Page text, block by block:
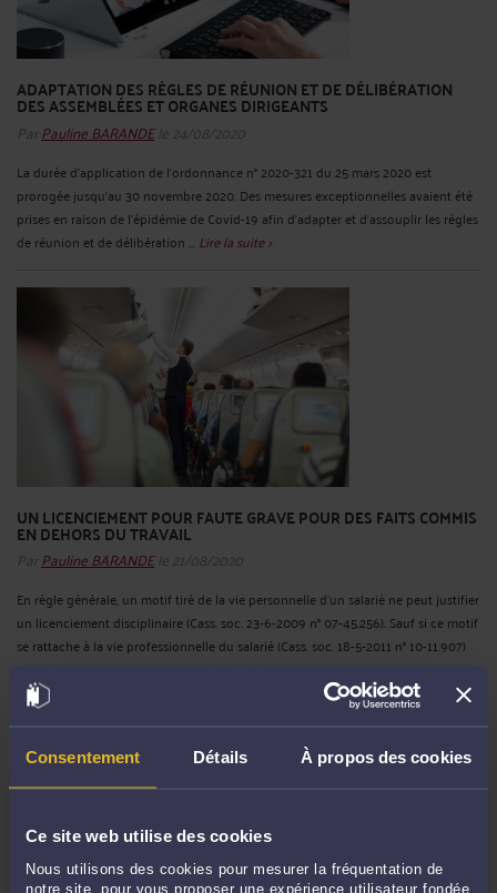
Consentement Détails À propos des cookies
Ce site web utilise des cookies
Nous utilisons des cookies pour mesurer la fréquentation de
notre site, pour vous proposer une expérience utilisateur fondée
ADAPTATION DES RÈGLES DE RÉUNION ET DE DÉLIBÉRATION
DES ASSEMBLÉES ET ORGANES DIRIGEANTS
Par Pauline BARANDEle 24/08/2020
La durée d’application de l’ordonnance n° 2020-321 du 25 mars 2020 est
prorogée jusqu’au 30 novembre 2020. Des mesures exceptionnelles avaient été
prises en raison de l’épidémie de Covid-19 afin d’adapter et d’assouplir les règles
de réunion et de délibération ... Lire la suite >
UN LICENCIEMENT POUR FAUTE GRAVE POUR DES FAITS COMMIS
EN DEHORS DU TRAVAIL
Par Pauline BARANDEle 21/08/2020
En règle générale, un motif tiré de la vie personnelle d’un salarié ne peut justifier
un licenciement disciplinaire (Cass. soc. 23-6-2009 n° 07-45.256). Sauf si ce motif
se rattache à la vie professionnelle du salarié (Cass. soc. 18-5-2011 n° 10-11.907)
ou s’il constitue un manquement à ...